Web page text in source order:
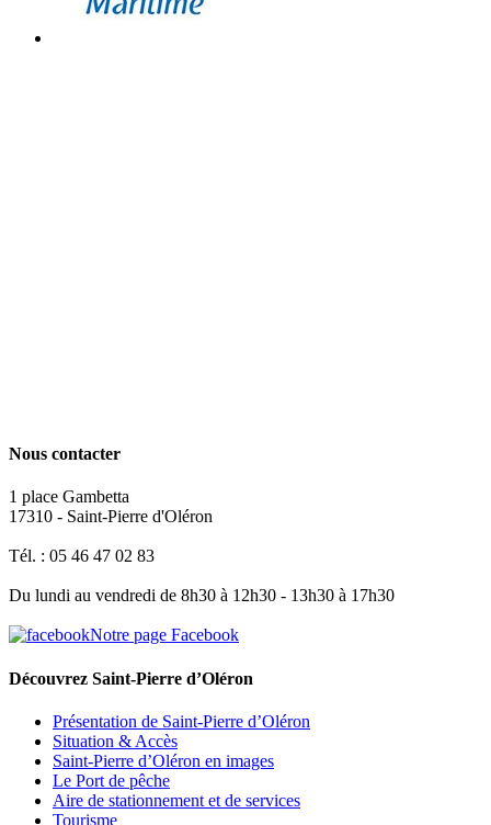
Nous contacter
1 place Gambetta
17310 - Saint-Pierre d'Oléron
Tél. : 05 46 47 02 83
Du lundi au vendredi de 8h30 à 12h30 - 13h30 à 17h30
Notre page Facebook
Découvrez Saint-Pierre d’Oléron
Présentation de Saint-Pierre d’Oléron
Situation & Accès
Saint-Pierre d’Oléron en images
Le Port de pêche
Aire de stationnement et de services
Tourisme